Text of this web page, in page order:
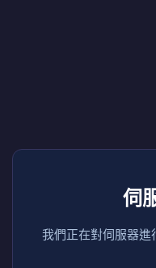
伺
我們正在對伺服器